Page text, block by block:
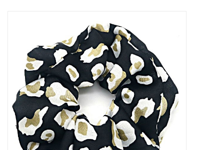
Tassen en meer
Haaraccesoires
Zonnebrillen
Fashion